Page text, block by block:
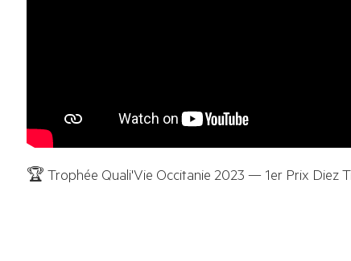
🏆 Trophée Quali'Vie Occitanie 2023 — 1er Prix Diez